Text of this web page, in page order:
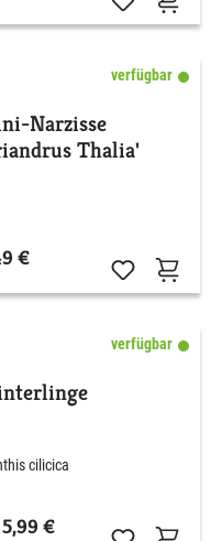
verfügbar
Narzisse
Thalia'
€
verfügbar
cilicica
€